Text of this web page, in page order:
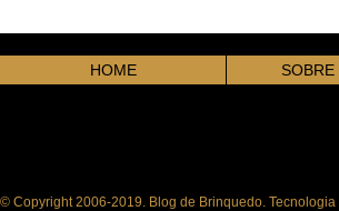
HOME SOBRE
© Copyright 2006-2019. Blog de Brinquedo.